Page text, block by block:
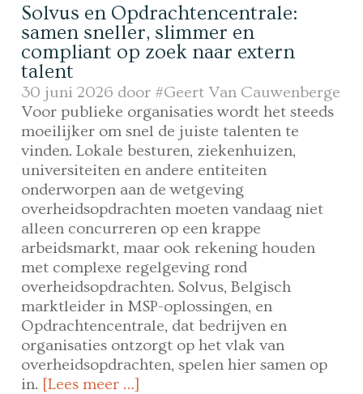
Solvus en Opdrachtencentrale:
samen sneller, slimmer en
compliant op zoek naar extern
talent
30 juni 2026 door #Geert Van Cauwenberge
Voor publieke organisaties wordt het steeds
moeilijker om snel de juiste talenten te
vinden. Lokale besturen, ziekenhuizen,
universiteiten en andere entiteiten
onderworpen aan de wetgeving
overheidsopdrachten moeten vandaag niet
alleen concurreren op een krappe
arbeidsmarkt, maar ook rekening houden
met complexe regelgeving rond
overheidsopdrachten. Solvus, Belgisch
marktleider in MSP-oplossingen, en
Opdrachtencentrale, dat bedrijven en
organisaties ontzorgt op het vlak van
overheidsopdrachten, spelen hier samen op
in. [Lees meer …]